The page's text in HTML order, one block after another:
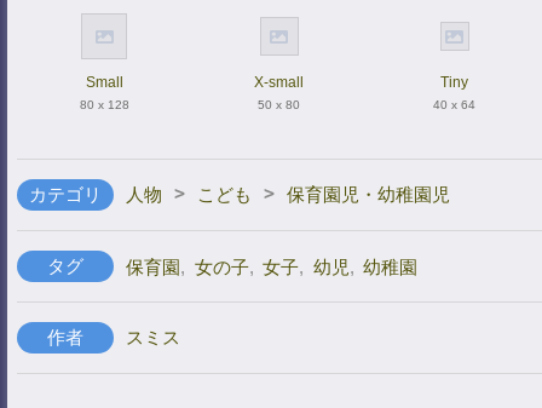
Small
80 x 128
X-small
50 x 80
Tiny
40 x 64
カテゴリ 人物 > こども > 保育園児・幼稚園児
タグ 保育園, 女の子, 女子, 幼児, 幼稚園
作者 スミス